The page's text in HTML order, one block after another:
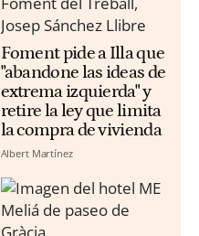
Foment pide a Illa que
"abandone las ideas de
extrema izquierda" y
retire la ley que limita
la compra de vivienda
Albert Martínez